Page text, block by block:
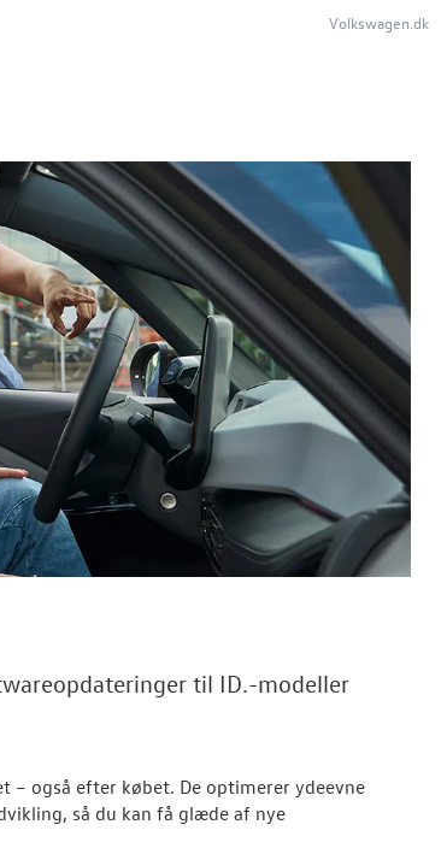
Volkswagen.dk
til ID.-modeller
også efter købet. De optimerer ydeevne
så du kan få glæde af nye